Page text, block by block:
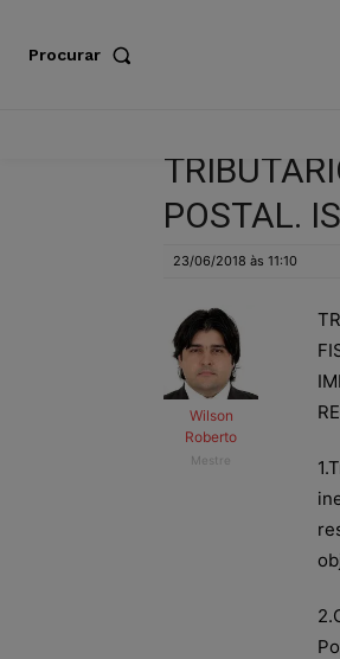
Procurar
POSTAL.
23/06/2018 às 11:10
Wilson
Roberto
Mestre